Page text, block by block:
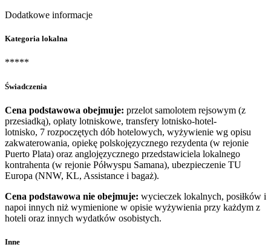
Dodatkowe informacje
Kategoria lokalna
*****
Świadczenia
Cena podstawowa obejmuje: przelot samolotem rejsowym (z
przesiadką), opłaty lotniskowe, transfery lotnisko-hotel-
lotnisko, 7 rozpoczętych dób hotelowych, wyżywienie wg opisu
zakwaterowania, opiekę polskojęzycznego rezydenta (w rejonie
Puerto Plata) oraz anglojęzycznego przedstawiciela lokalnego
kontrahenta (w rejonie Półwyspu Samana), ubezpieczenie TU
Europa (NNW, KL, Assistance i bagaż).
Cena podstawowa nie obejmuje: wycieczek lokalnych, posiłków i
napoi innych niż wymienione w opisie wyżywienia przy każdym z
hoteli oraz innych wydatków osobistych.
Inne